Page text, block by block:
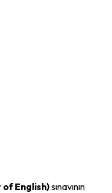
of English) sınavının